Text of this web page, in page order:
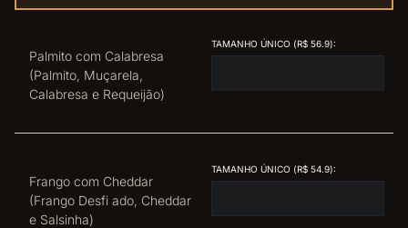
Palmito com Calabresa
(Palmito, Muçarela,
Calabresa e Requeijão)
TAMANHO ÚNICO (R$ 56.9):
Frango com Cheddar
(Frango Desfi ado, Cheddar
e Salsinha)
TAMANHO ÚNICO (R$ 54.9):